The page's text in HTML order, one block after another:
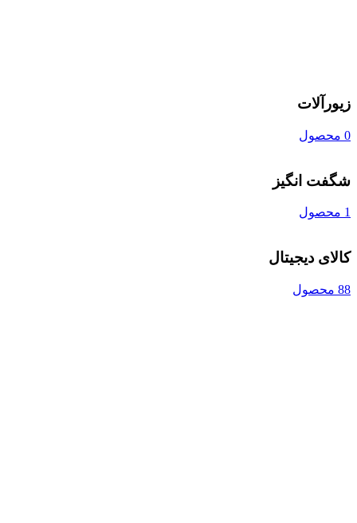
زیورآلات
0 محصول
شگفت انگیز
1 محصول
کالای دیجیتال
88 محصول